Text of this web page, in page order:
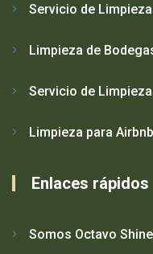
Servicio de
Limpieza de
Servicio de
Limpieza para Airbnb
Enlaces rápidos
Somos Octavo Shine